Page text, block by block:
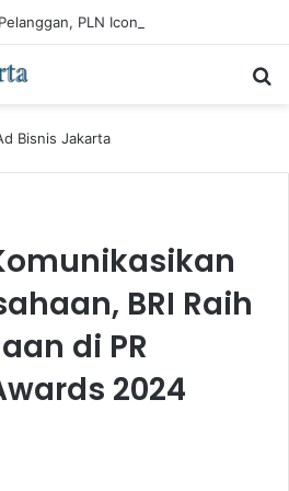
BRI Raih
di PR
2024